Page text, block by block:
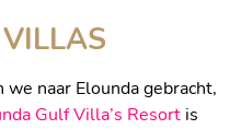
naar Elounda gebracht,
Gulf Villa’s Resort is